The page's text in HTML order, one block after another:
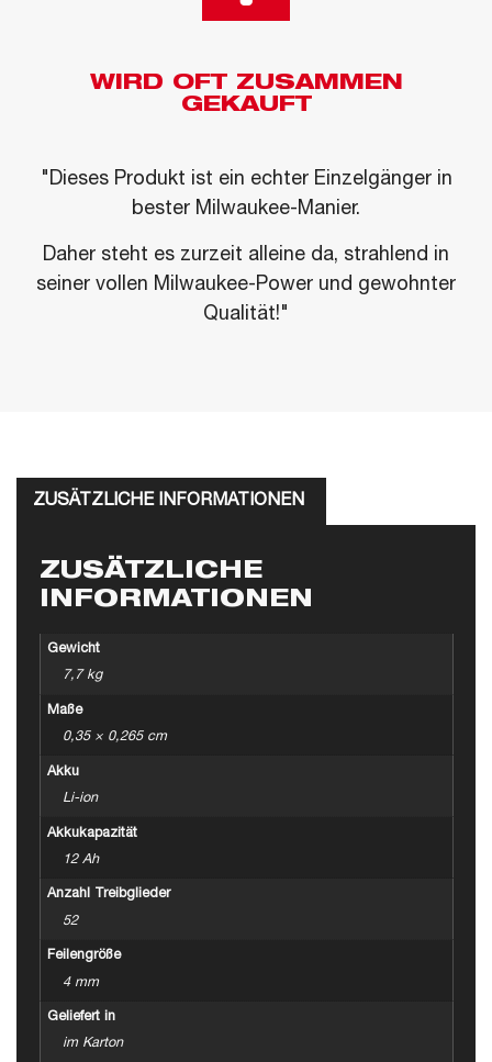
WIRD OFT ZUSAMMEN
GEKAUFT
"Dieses Produkt ist ein echter Einzelgänger in
bester Milwaukee-Manier.
Daher steht es zurzeit alleine da, strahlend in
seiner vollen Milwaukee-Power und gewohnter
Qualität!"
ZUSÄTZLICHE INFORMATIONEN
ZUSÄTZLICHE
INFORMATIONEN
Gewicht
7,7 kg
Maße
0,35 × 0,265 cm
Akku
Li-ion
Akkukapazität
12 Ah
Anzahl Treibglieder
52
Feilengröße
4 mm
Geliefert in
im Karton